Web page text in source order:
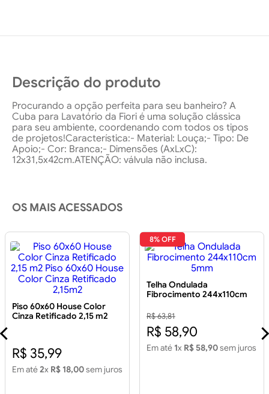
Descrição do produto
Procurando a opção perfeita para seu banheiro? A
Cuba para Lavatório da Fiori é uma solução clássica
para seu ambiente, coordenando com todos os tipos
de projetos!Característica:- Material: Louça;- Tipo: De
Apoio;- Cor: Branca;- Dimensões (AxLxC):
12x31,5x42cm.ATENÇÃO: válvula não inclusa.
OS MAIS ACESSADOS
Piso 60x60 House Color
Cinza Retificado 2,15 m2
R$ 35,99
Em até2x R$ 18,00sem juros
8% OFF
Telha Ondulada
Fibrocimento 244x110cm
R$ 63,81
R$ 58,90
Em até 1x R$ 58,90sem juros